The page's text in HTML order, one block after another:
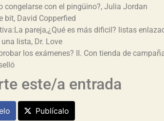
congelarse con el pingüino?, Julia Jordan
bit, David Copperfied
pareja,¿Qué es más dificil? listas
lista, Dr. Love
los exámenes? II. Con tienda de
este/a entrada
Publícalo